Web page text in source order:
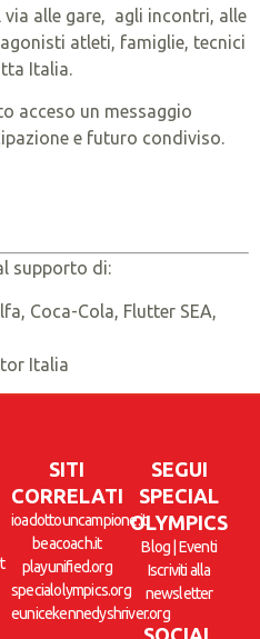
alle gare, agli incontri, alle
atleti, famiglie, tecnici
Italia.
acceso un messaggio
e futuro condiviso.
supporto di:
Coca-Cola, Flutter SEA,
Italia
SITI
CORRELATI
ioadottouncampione.it
beacoach.it
playunified.org
specialolympics.org
eunicekennedyshriver.org
SEGUI
SPECIAL
OLYMPICS
Blog Eventi
Iscriviti alla
newsletter